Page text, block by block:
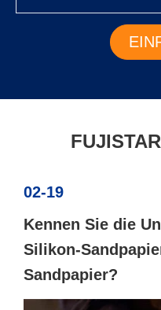
02-19
Kennen Sie die
Silikon-
Sandpapier?